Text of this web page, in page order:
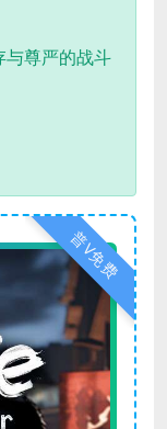
与尊严的战斗
普V免费